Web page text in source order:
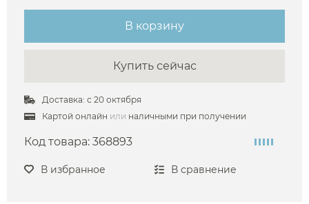
В корзину
Купить сейчас
Доставка: с 20 октября
Картой онлайн или наличными при получении
Код товара: 368893
В избранное В сравнение